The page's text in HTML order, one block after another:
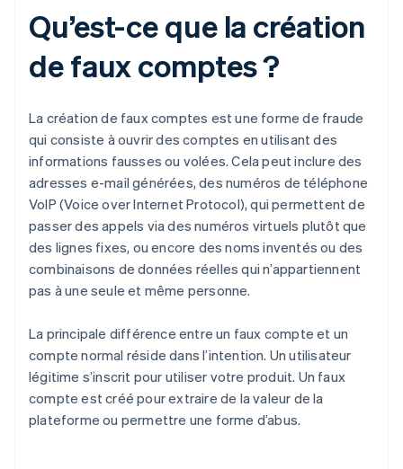
Qu’est-ce que la création
de faux comptes ?
La création de faux comptes est une forme de fraude
qui consiste à ouvrir des comptes en utilisant des
informations fausses ou volées. Cela peut inclure des
adresses e-mail générées, des numéros de téléphone
VoIP (Voice over Internet Protocol), qui permettent de
passer des appels via des numéros virtuels plutôt que
des lignes fixes, ou encore des noms inventés ou des
combinaisons de données réelles qui n’appartiennent
pas à une seule et même personne.
La principale différence entre un faux compte et un
compte normal réside dans l’intention. Un utilisateur
légitime s’inscrit pour utiliser votre produit. Un faux
compte est créé pour extraire de la valeur de la
plateforme ou permettre une forme d’abus.